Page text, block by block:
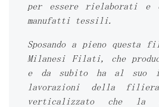
per essere rielaborati e
manufatti tessili.
Sposando a pieno questa
Milanesi Filati, che
e da subito ha al suo
lavorazioni della
verticalizzato che la